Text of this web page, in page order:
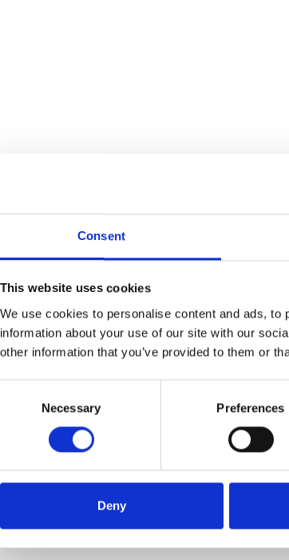
Consent
This website uses cookies
We use cookies to personalise content and ads,
information about your use of our site with our
other information that you’ve provided to them or
Necessary Preferences
Deny
, ένα κόσμημα που ξεχωρίζει για τον μοναδικό
που προσθέτει προσωπικότητα και λάμψη σε
με άλλα κολιέ, αυτό το ιδιαίτερο σχέδιο
άρωμα, δε μαυρίζει!